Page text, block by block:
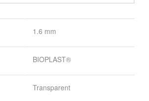
1.6 mm
BIOPLAST®
Transparent